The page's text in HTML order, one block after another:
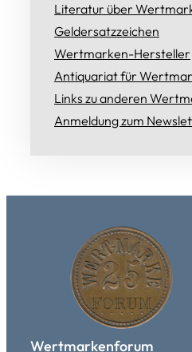
Literatur über
Geldersatzzeichen
Wertmarken-Hersteller
Antiquariat für
Links zu anderen
Anmeldung zum
Wertmarkenforum